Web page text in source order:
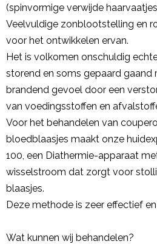
(spinvormige verwijde
Veelvuldige zonblootstelling en
voor het ontwikkelen ervan.
Het is volkomen onschuldig
storend en soms gepaard gaand
brandend gevoel door een
van voedingsstoffen en
Voor het behandelen van
bloedblaasjes maakt onze
100, een Diathermie-apparaat
wisselstroom dat zorgt voor
blaasjes.
Deze methode is zeer effectief
Wat kunnen wij behandelen?